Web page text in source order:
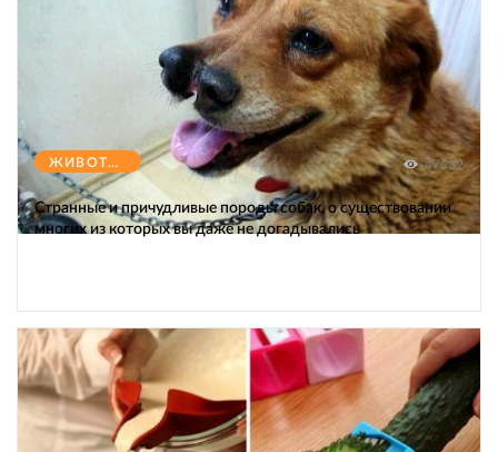
ЖИВОТНЫЕ 47532
Странные и причудливые породы собак, о существовании
многих из которых вы даже не догадывались